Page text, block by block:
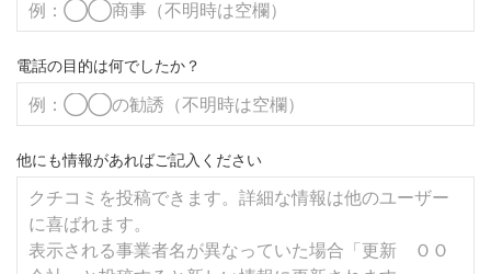
電話の目的は何でしたか？
他にも情報があればご記入ください